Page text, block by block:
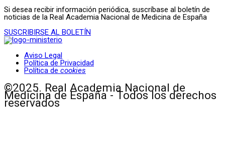
Si desea recibir información periódica, suscríbase al boletín de
noticias de la Real Academia Nacional de Medicina de España
SUSCRIBIRSE AL BOLETÍN
Aviso Legal
Política de Privacidad
Política de cookies
©2025. Real Academia Nacional de
Medicina de España - Todos los derechos
reservados